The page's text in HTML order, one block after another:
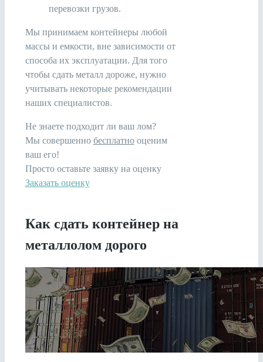
перевозки грузов.
Мы принимаем контейнеры любой
массы и емкости, вне зависимости от
способа их эксплуатации. Для того
чтобы сдать металл дороже, нужно
учитывать некоторые рекомендации
наших специалистов.
Не знаете подходит ли ваш лом?
Мы совершенно бесплатнооценим
ваш его!
Просто оставьте заявку на оценку
Заказать оценку
Как сдать контейнер на
металлолом дорого